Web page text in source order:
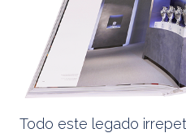
Todo este legado